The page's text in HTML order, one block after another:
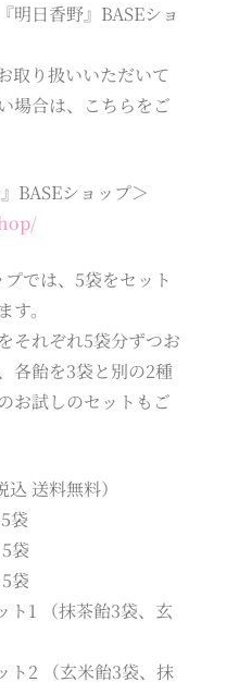
明日香野』BASEショ
取り扱いいただいて
場合は、こちらをご
BASEショップ＞
プでは、5袋をセット
。
それぞれ5袋分ずつお
各飴を3袋と別の2種
お試しのセットもご
送料無料）
袋
袋
袋
ト1 （抹茶飴3袋、玄
ト2 （玄米飴3袋、抹